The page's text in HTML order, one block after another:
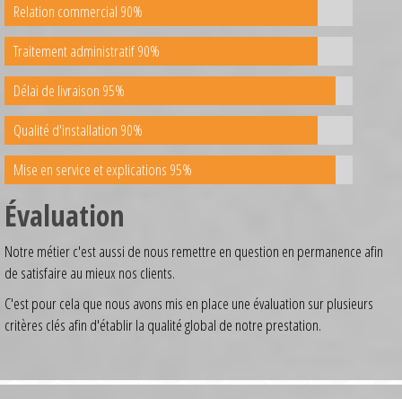
Relation commercial 90%
Traitement administratif 90%
Délai de livraison 95%
Qualité d'installation 90%
Mise en service et explications 95%
Évaluation
Notre métier c'est aussi de nous remettre en question en permanence afin
de satisfaire au mieux nos clients.
C'est pour cela que nous avons mis en place une évaluation sur plusieurs
critères clés afin d'établir la qualité global de notre prestation.